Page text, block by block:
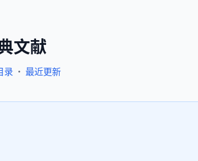
文献
录 · 最近更新